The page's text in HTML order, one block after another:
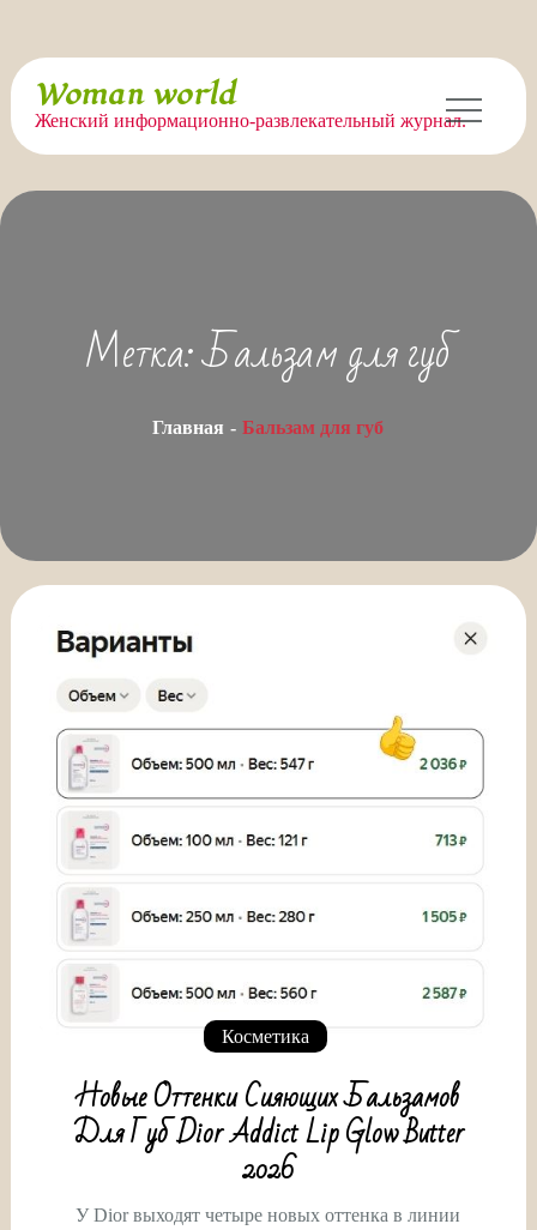
Перейти
содержимому
Woman world
Женский информационно-развлекательный журнал.
Метка:Бальзам для губ
Главная Бальзам для губ
Косметика
Новые Оттенки Сияющих Бальзамов
Для Губ Dior Addict Lip Glow Butter
2026
У Dior выходят четыре новых оттенка в линии